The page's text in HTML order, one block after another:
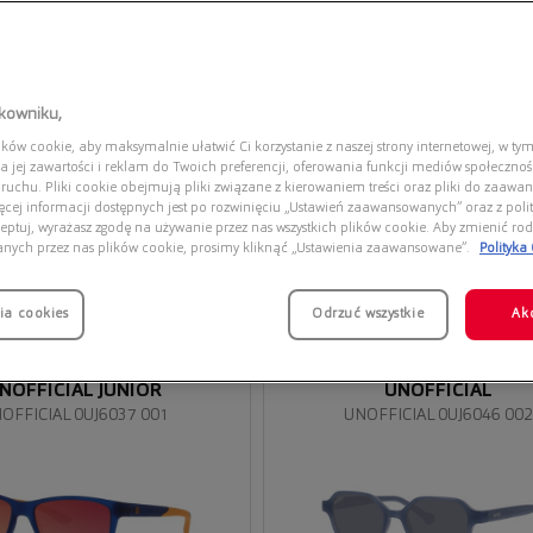
0UJ6037 001
JUNIOR
Przymierz
wirtualnie
UNOFFICIAL 0UJ6046 002
UNOFFICIAL
cookie, aby maksymalnie ułatwić Ci korzystanie z naszej strony internetowej, w
jej zawartości i reklam do Twoich preferencji, oferowania funkcji mediów
Pliki cookie obejmują pliki związane z kierowaniem treści oraz pliki do
informacji dostępnych jest po rozwinięciu „Ustawień zaawansowanych” oraz z
wyrażasz zgodę na używanie przez nas wszystkich plików cookie. Aby zmienić
przez nas plików cookie, prosimy kliknąć „Ustawienia zaawansowane”.
Polityka
cookies Odrzuć wszystkie